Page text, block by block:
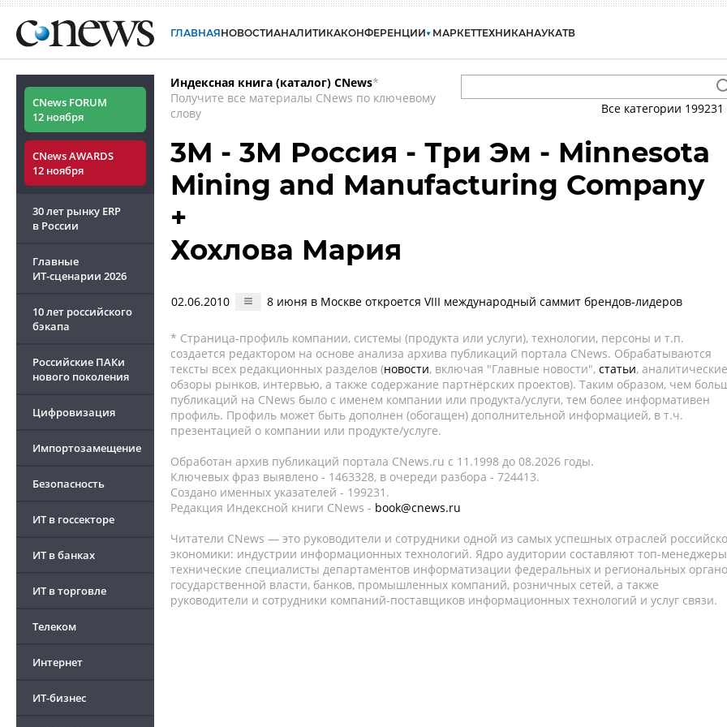
ГЛАВНАЯНОВОСТИАНАЛИТИКАКОНФЕРЕНЦИИ МАРКЕТТЕХНИКАНАУКАТВ
CNews FORUM
12 ноября
CNews AWARDS
12 ноября
30 лет рынку ERP
в России
Главные
ИТ-сценарии 2026
10 лет российского
бэкапа
Российские ПАКи
нового поколения
Цифровизация
Импортозамещение
Безопасность
ИТ в госсекторе
ИТ в банках
ИТ в торговле
Телеком
Интернет
ИТ-бизнес
Индексная книга (каталог) CNews*
Получите все материалы CNews по ключевому
слову
Все категории 199231
3M - 3М Россия - Три Эм - Minnesota
Mining and Manufacturing Company
+
Хохлова Мария
02.06.2010 8 июня в Москве откроется VIII международный саммит брендов-лидеров
* Страница-профиль компании, системы (продукта или услуги), технологии, персоны и т.п.
создается редактором на основе анализа архива публикаций портала CNews. Обрабатываются
тексты всех редакционных разделов (новости, включая "Главные новости", статьи, аналитические
обзоры рынков, интервью, а также содержание партнёрских проектов). Таким образом, чем
публикаций на CNews было с именем компании или продукта/услуги, тем более информативен
профиль. Профиль может быть дополнен (обогащен) дополнительной информацией, в т.ч.
презентацией о компании или продукте/услуге.
Обработан архив публикаций портала CNews.ru c 11.1998 до 08.2026 годы.
Ключевых фраз выявлено - 1463328, в очереди разбора - 724413.
Создано именных указателей - 199231.
Редакция Индексной книги CNews - book@cnews.ru
Читатели CNews — это руководители и сотрудники одной из самых успешных отраслей
экономики: индустрии информационных технологий. Ядро аудитории составляют топ-
технические специалисты департаментов информатизации федеральных и региональных
государственной власти, банков, промышленных компаний, розничных сетей, а также
руководители и сотрудники компаний-поставщиков информационных технологий и услуг связи.